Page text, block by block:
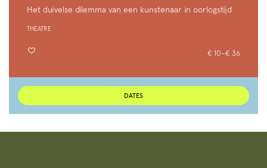
Het duivelse dilemma van een kunstenaar in oorlogstijd
THEATRE
€ 10–€ 36
DATES